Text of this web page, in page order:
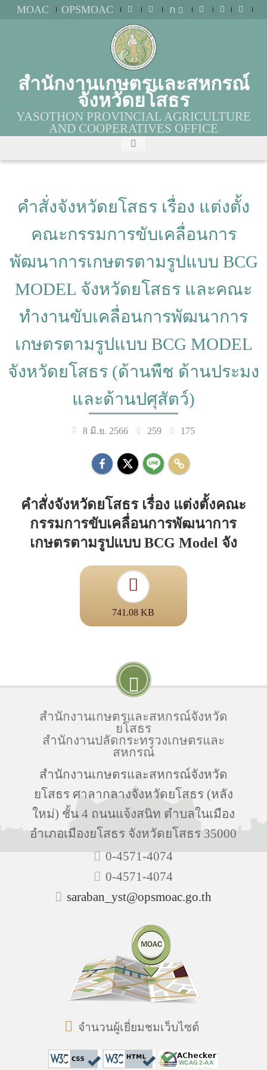
MOAC OPSMOAC ก
สำนักงานเกษตรและสหกรณ์
จังหวัดยโสธร
YASOTHON PROVINCIAL AGRICULTURE
AND COOPERATIVES OFFICE
คำสั่งจังหวัดยโสธร เรื่อง แต่งตั้ง
คณะกรรมการขับเคลื่อนการ
พัฒนาการเกษตรตามรูปแบบ BCG
MODEL จังหวัดยโสธร และคณะ
ทำงานขับเคลื่อนการพัฒนาการ
เกษตรตามรูปแบบ BCG MODEL
จังหวัดยโสธร (ด้านพืช ด้านประมง
และด้านปศุสัตว์)
8 มิ.ย. 2566 259 175
คำสั่งจังหวัดยโสธร เรื่อง แต่งตั้งคณะ
กรรมการขับเคลื่อนการพัฒนาการ
เกษตรตามรูปแบบ BCG Model จัง
741.08 KB
สำนักงานเกษตรและสหกรณ์จังหวัด
ยโสธร
สำนักงานปลัดกระทรวงเกษตรและ
สหกรณ์
สำนักงานเกษตรและสหกรณ์จังหวัด
ยโสธร ศาลากลางจังหวัดยโสธร (หลัง
ใหม่) ชั้น 4 ถนนแจ้งสนิท ตำบลในเมือง
อำเภอเมืองยโสธร จังหวัดยโสธร 35000
0-4571-4074
0-4571-4074
saraban_yst@opsmoac.go.th
จำนวนผู้เยี่ยมชมเว็บไซต์